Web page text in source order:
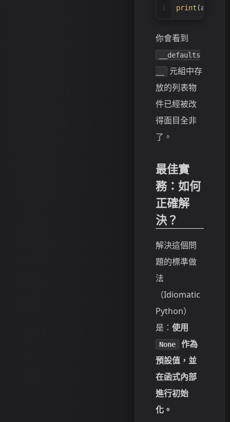
1 print
你會看到
__defaults
元組中存
放的列表物
件已經被改
得面目全非
了。
最佳實
務：如何
正確解
決？
解決這個問
題的標準做
法
（Idiomatic
Python）
是： 使用
None
作為
預設值，並
在函式內部
進行初始
化。